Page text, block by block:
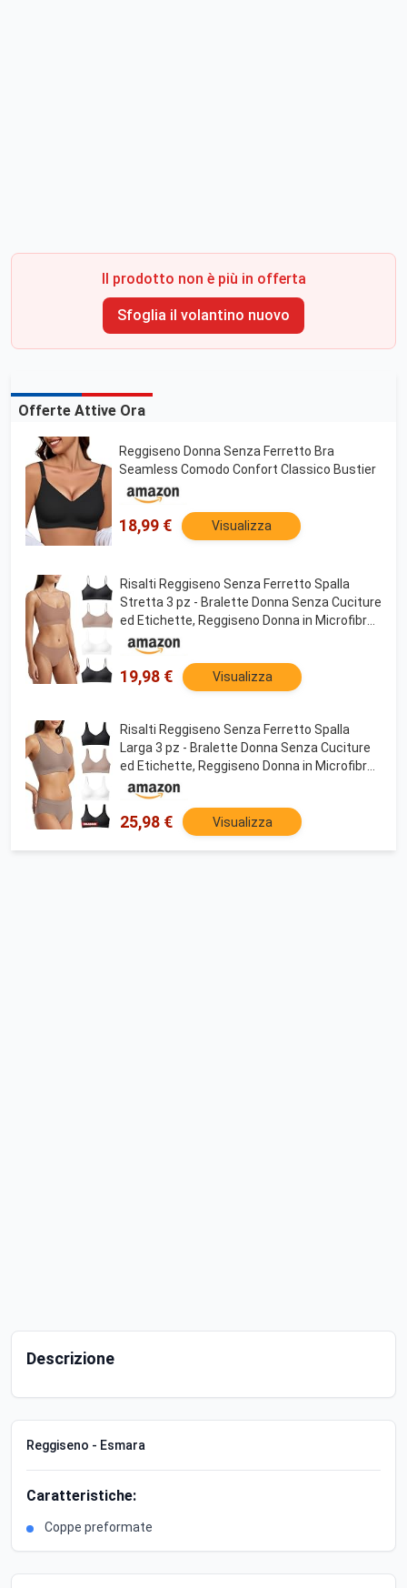
Il prodotto non è più in offerta
Sfoglia il volantino nuovo
Offerte Attive Ora
Reggiseno Donna Senza Ferretto Bra
Seamless Comodo Confort Classico Bustier
18,99 € Visualizza
Risalti Reggiseno Senza Ferretto Spalla
Stretta 3 pz - Bralette Donna Senza Cuciture
ed Etichette, Reggiseno Donna in Microfibra
Elasticizzata, Brassiere, Top Morbido, Intimo
- Made in Italy
19,98 € Visualizza
Risalti Reggiseno Senza Ferretto Spalla
Larga 3 pz - Bralette Donna Senza Cuciture
ed Etichette, Reggiseno Donna in Microfibra
Elasticizzata, Brassiere, Top Morbido, Intimo
- Made in Italy
25,98 € Visualizza
Descrizione
Reggiseno - Esmara
Caratteristiche:
Coppe preformate